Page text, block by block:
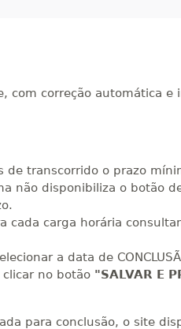
Visualizar
com correção automática
de transcorrido o prazo
não disponibiliza o botão
carga horária
a data de
no botão "SALVAR E
para conclusão, o site